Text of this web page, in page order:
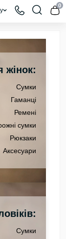
0
жінок:
Сумки
Гаманці
Ремені
сумки
Рюкзаки
Аксесуари
Сумки